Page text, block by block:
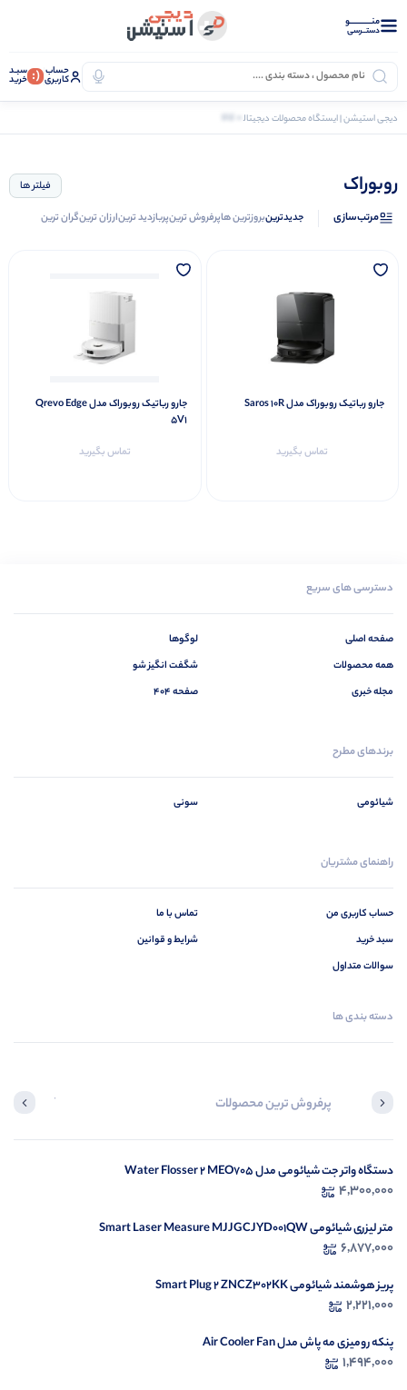
منــــــــــــو
دستــرسی
حساب
کاربری (: سبـد
خرید
دیجی استیشن | ایستگاه محصولات دیجیتال برند
روبوراک فیلتر ها
مرتب‌سازی جدیدترینبروزترین هاپرفروش ترینپربازدید ترینارزان ترینگران ترین
جارو رباتیک روبوراک مدل Saros 10R
تماس بگیرید
جارو رباتیک روبوراک مدل Qrevo Edge
5V1
تماس بگیرید
دسترسی های سریع
صفحه اصلی
همه محصولات
مجله خبری
لوگوها
شگفت انگیز شو
صفحه 404
برندهای مطرح
شیائومی سونی
راهنمای مشتریان
حساب کاربری من
سبد خرید
سوالات متداول
تماس با ما
شرایط و قوانین
دسته بندی ها
پرفروش ترین محصولات آخرین
دستگاه واتر جت شیائومی مدل Water Flosser 2 MEO705
4,300,000
متر لیزری شیائومی Smart Laser Measure MJJGCJYD001QW
6,877,000
پریز هوشمند شیائومی Smart Plug 2 ZNCZ302KK
2,221,000
پنکه رومیزی مه پاش مدل Air Cooler Fan
1,494,000